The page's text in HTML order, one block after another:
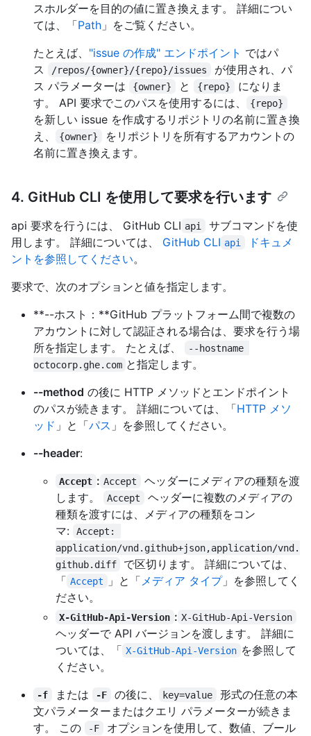
スホルダーを目的の値に置き換えます。 詳細につい
ては、「Path 」をご覧ください。
たとえば、 "issue の作成" エンドポイント ではパ
ス
/repos/{owner}/{repo}/issues
が使用され、パ
ス パラメーターは
{owner} と {repo}
になりま
す。 API 要求でこのパスを使用するには、
{repo}
を新しい issue を作成するリポジトリの名前に置き換
え、
{owner}
をリポジトリを所有するアカウントの
名前に置き換えます。
4. GitHub CLI を使用して要求を行います
api 要求を行うには、 GitHub CLI api
サブコマンドを使
用します。 詳細については、 GitHub CLI api
ドキュメ
ントを参照してください。
要求で、次のオプションと値を指定します。
**--ホスト：**GitHub プラットフォーム間で複数の
アカウントに対して認証される場合は、要求を行う場
所を指定します。 たとえば、
--hostname
octocorp.ghe.com と指定します。
--method の後に HTTP メソッドとエンドポイント
のパスが続きます。 詳細については、「HTTP メソ
ッド 」と「パス 」を参照してください。
--header:
Accept : Accept
ヘッダーにメディアの種類を渡
します。
Accept
ヘッダーに複数のメディアの
種類を渡すには、メディアの種類をコン
マ:
Accept:
application/vnd.github+json,application/vnd.
github.diff
で区切ります。 詳細については、
「 Accept 」と「 メディア タイプ」を参照してく
ださい。
X-GitHub-Api-Version : X-GitHub-Api-Version
ヘッダーで API バージョンを渡します。 詳細に
ついては、「 X-GitHub-Api-Version を参照して
ください。
-f または -F の後に、 key=value
形式の任意の本
文パラメーターまたはクエリ パラメーターが続きま
す。 この
-F
オプションを使用して、数値、ブール